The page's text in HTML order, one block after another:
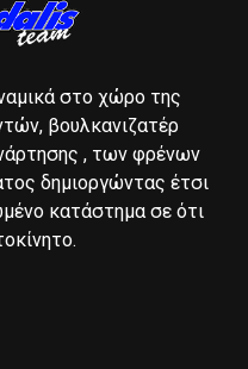
στο χώρο της
βουλκανιζατέρ
, των φρένων
δημιοργώντας έτσι
κατάστημα σε ότι